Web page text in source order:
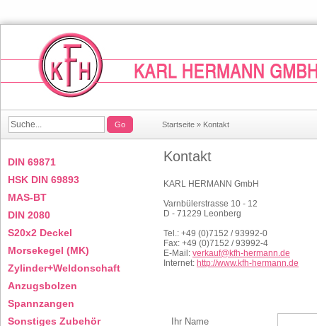
Go Startseite » Kontakt
Kontakt
KARL HERMANN GmbH
Varnbülerstrasse 10 - 12
D - 71229 Leonberg
Tel.: +49 (0)7152 / 93992-0
Fax: +49 (0)7152 / 93992-4
E-Mail: verkauf@kfh-hermann.de
Internet: http://www.kfh-hermann.de
Ihr Name
DIN 69871
HSK DIN 69893
MAS-BT
DIN 2080
S20x2 Deckel
Morsekegel (MK)
Zylinder+Weldonschaft
Anzugsbolzen
Spannzangen
Sonstiges Zubehör